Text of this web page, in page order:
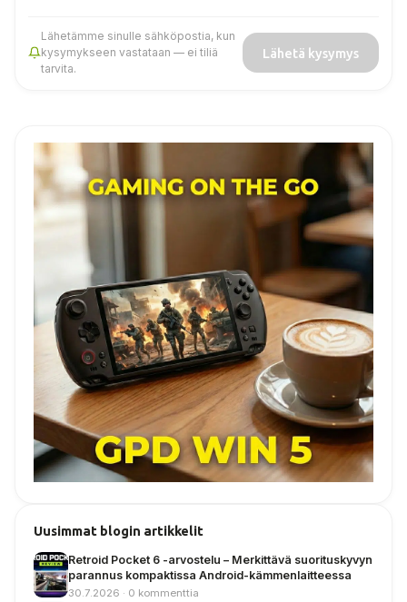
Lähetämme sinulle sähköpostia, kun
kysymykseen vastataan — ei tiliä
tarvita.
Lähetä kysymys
Uusimmat blogin artikkelit
Retroid Pocket 6 -arvostelu – Merkittävä suorituskyvyn
parannus kompaktissa Android-kämmenlaitteessa
30.7.2026 · 0 kommenttia